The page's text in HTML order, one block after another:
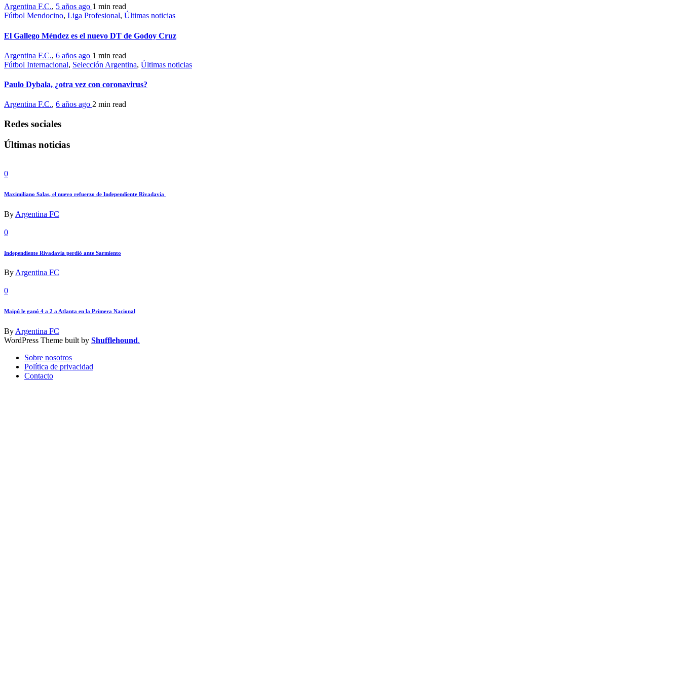
Argentina F.C., 5 años ago 1 min read
Fútbol Mendocino, Liga Profesional, Últimas noticias
El Gallego Méndez es el nuevo DT de Godoy Cruz
Argentina F.C., 6 años ago 1 min read
Fútbol Internacional, Selección Argentina, Últimas noticias
Paulo Dybala, ¿otra vez con coronavirus?
Argentina F.C., 6 años ago 2 min read
Redes sociales
Últimas noticias
0
Maximiliano Salas, el nuevo refuerzo de Independiente Rivadavia
By Argentina FC
0
Independiente Rivadavia perdió ante Sarmiento
ByArgentina FC
0
Maipú le ganó 4 a 2 a Atlanta en la Primera Nacional
ByArgentina FC
WordPress Theme built by Shufflehound.
Sobre nosotros
Política de privacidad
Contacto